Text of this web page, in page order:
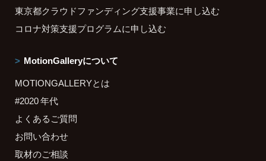
東京都クラウドファンディング支援事業に申し込む
コロナ対策支援プログラムに申し込む
MotionGalleryについて
MOTIONGALLERYとは
#2020 年代
よくあるご質問
お問い合わせ
取材のご相談